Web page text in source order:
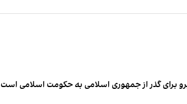
برای گذر از جمهوری اسلامی به حکومت اسلامی است